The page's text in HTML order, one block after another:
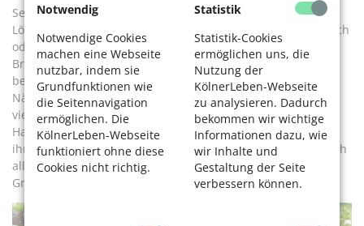
Notwendig
Notwendige Cookies
machen eine Webseite
nutzbar, indem sie
Grundfunktionen wie
die Seitennavigation
ermöglichen. Die
KölnerLeben-Webseite
funktioniert ohne diese
Cookies nicht richtig.
Statistik
Statistik-Cookies
ermöglichen uns, die
Nutzung der
KölnerLeben-Webseite
zu analysieren. Dadurch
bekommen wir wichtige
Informationen dazu, wie
wir Inhalte und
Gestaltung der Seite
verbessern können.
Selbst für Monika mit ihrem Nordbalkon hat Merz eine
Lösung: „Einen schattigen und feuchten Platz lieben Bärlauch
oder Wunderlauch, Waldmeister, Pfefferminze,
Brunnenkresse und Walderdbeeren.“ Ihnen gefällt, wenn
beim Eintopfen Kompost mit in die Erde gegeben wird. Der
Nährstoffvorrat hilft gleichzeitig, das Wasser zu halten. Die
vier Freundinnen treffen sich einmal im Monat reihum zu
Hause. Dann kocht die jeweilige Gastgeberin mit Kräutern
ihres Balkons. Besonders auf den Mai bei Monika freuen sich
alle: Dann sind Waldmeister und Walderdbeeren die ideale
Grundlage für eine süffige Maibowle …